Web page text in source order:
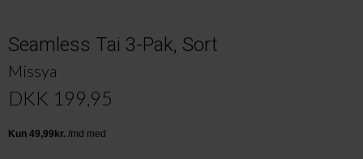
Seamless Tai 3-Pak, Sort
Missya
DKK 199,95